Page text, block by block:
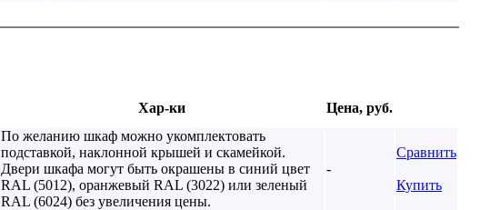
Хар-ки Цена, руб.
По желанию шкаф можно укомплектовать
подставкой, наклонной крышей и скамейкой.
Двери шкафа могут быть окрашены в синий цвет
RAL (5012), оранжевый RAL (3022) или зеленый
RAL (6024) без увеличения цены.
-
Сравнить
Купить